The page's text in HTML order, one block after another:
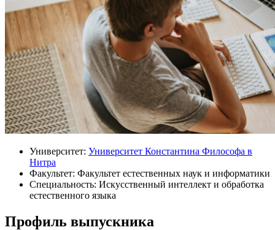
Университет: Университет Константина Философа в
Нитра
Факультет: Факультет естественных наук и информатики
Специальность: Искусственный интеллект и обработка
естественного языка
Профиль выпускника